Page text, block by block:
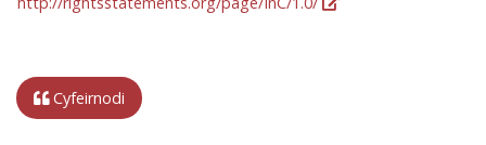
Cyfeirnodi